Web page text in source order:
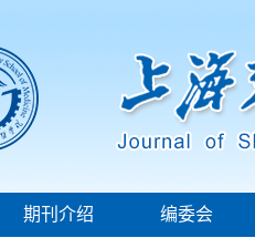
期刊介绍 编委会